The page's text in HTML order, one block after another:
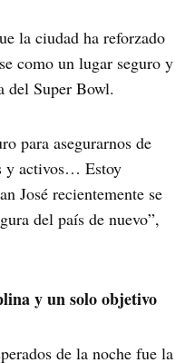
la ciudad ha reforzado
como un lugar seguro y
del Super Bowl.
para asegurarnos de
y activos… Estoy
José recientemente se
del país de nuevo”,
y un solo objetivo
de la noche fue la